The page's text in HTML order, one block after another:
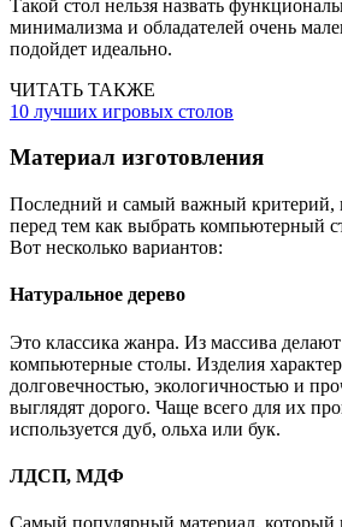
Такой стол нельзя назвать
минимализма и обладателей очень
подойдет идеально.
ЧИТАТЬ ТАКЖЕ
10 лучших игровых столов
Материал изготовления
Последний и самый важный критерий,
перед тем как выбрать компьютерный
Вот несколько вариантов:
Натуральное дерево
Это классика жанра. Из массива
компьютерные столы. Изделия
долговечностью, экологичностью и
выглядят дорого. Чаще всего для их
используется дуб, ольха или бук.
ЛДСП, МДФ